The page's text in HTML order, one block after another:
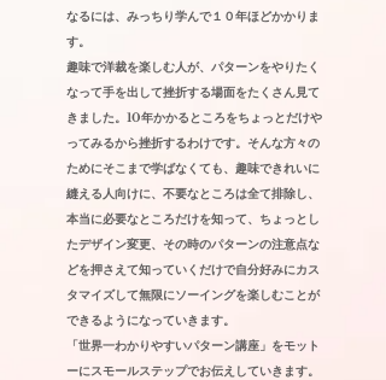
なるには、みっちり学んで１０年ほどかかりま
す。
趣味で洋裁を楽しむ人が、パターンをやりたく
なって手を出して挫折する場面をたくさん見て
きました。10年かかるところをちょっとだけや
ってみるから挫折するわけです。そんな方々の
ためにそこまで学ばなくても、趣味できれいに
縫える人向けに、不要なところは全て排除し、
本当に必要なところだけを知って、ちょっとし
たデザイン変更、その時のパターンの注意点な
どを押さえて知っていくだけで自分好みにカス
タマイズして無限にソーイングを楽しむことが
できるようになっていきます。
「世界一わかりやすいパターン講座」をモット
ーにスモールステップでお伝えしていきます。